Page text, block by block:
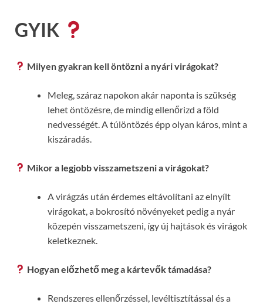
GYIK
Milyen gyakran kell öntözni a nyári virágokat?
Meleg, száraz napokon akár naponta is szükség
lehet öntözésre, de mindig ellenőrizd a föld
nedvességét. A túlöntözés épp olyan káros, mint a
kiszáradás.
Mikor a legjobb visszametszeni a virágokat?
A virágzás után érdemes eltávolítani az elnyílt
virágokat, a bokrosító növényeket pedig a nyár
közepén visszametszeni, így új hajtások és virágok
keletkeznek.
Hogyan előzhető meg a kártevők támadása?
Rendszeres ellenőrzéssel, levéltisztítással és a